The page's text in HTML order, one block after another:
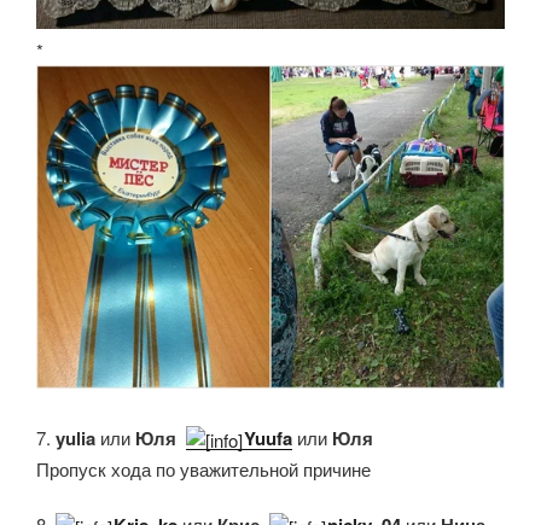
*
7. yulia или Юля Yuufa или Юля
Пропуск хода по уважительной причине